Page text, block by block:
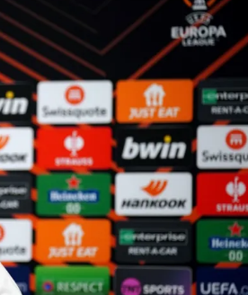
pětiboj
hry
volejbal
Triatlon
Veslování
Vodní slalom
Volejbal
Ostatní